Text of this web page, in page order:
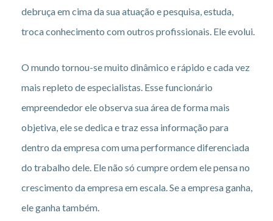
debruça em cima da sua atuação e pesquisa, estuda,
troca conhecimento com outros profissionais. Ele evolui.
O mundo tornou-se muito dinâmico e rápido e cada vez
mais repleto de especialistas. Esse funcionário
empreendedor ele observa sua área de forma mais
objetiva, ele se dedica e traz essa informação para
dentro da empresa com uma performance diferenciada
do trabalho dele. Ele não só cumpre ordem ele pensa no
crescimento da empresa em escala. Se a empresa ganha,
ele ganha também.